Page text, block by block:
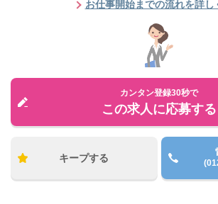
お仕事開始までの流れを詳し
カンタン登録30秒で
この求人に応募する
キープする